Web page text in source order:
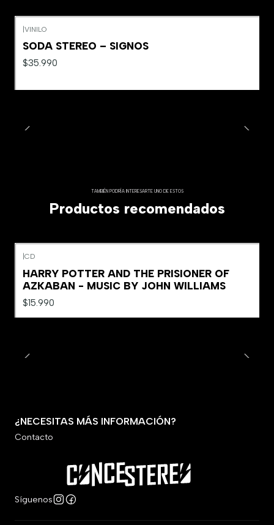
VINILO
SODA STEREO – SIGNOS
$35.990
TAMBIÉN PODRÍA INTERESARTE UNO DE ESTOS
Productos recomendados
CD
HARRY POTTER AND THE PRISIONER OF
AZKABAN - MUSIC BY JOHN WILLIAMS
$15.990
¿NECESITAS MÁS INFORMACIÓN?
Contacto
Síguenos